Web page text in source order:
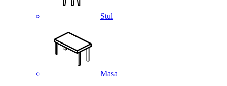
Stul
Masa